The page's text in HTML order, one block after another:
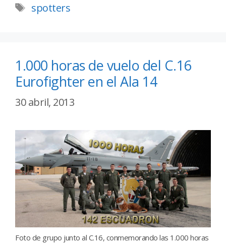
spotters
1.000 horas de vuelo del C.16
Eurofighter en el Ala 14
30 abril, 2013
Foto de grupo junto al C.16, conmemorando las 1.000 horas